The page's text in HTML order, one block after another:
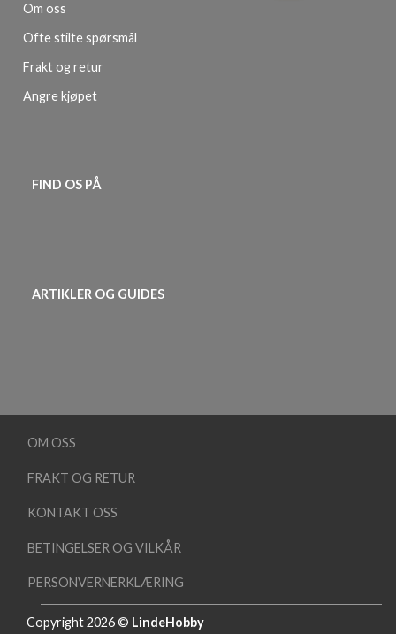
Om oss
Ofte stilte spørsmål
Frakt og retur
Angre kjøpet
FIND OS PÅ
ARTIKLER OG GUIDES
OM OSS
FRAKT OG RETUR
KONTAKT OSS
BETINGELSER OG VILKÅR
PERSONVERNERKLÆRING
Copyright 2026 © LindeHobby